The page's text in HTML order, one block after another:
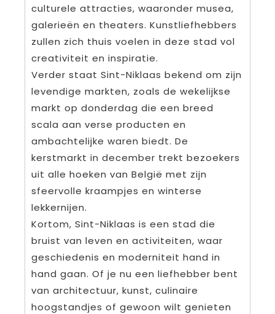
culturele attracties, waaronder musea,
galerieën en theaters. Kunstliefhebbers
zullen zich thuis voelen in deze stad vol
creativiteit en inspiratie.
Verder staat Sint-Niklaas bekend om zijn
levendige markten, zoals de wekelijkse
markt op donderdag die een breed
scala aan verse producten en
ambachtelijke waren biedt. De
kerstmarkt in december trekt bezoekers
uit alle hoeken van België met zijn
sfeervolle kraampjes en winterse
lekkernijen.
Kortom, Sint-Niklaas is een stad die
bruist van leven en activiteiten, waar
geschiedenis en moderniteit hand in
hand gaan. Of je nu een liefhebber bent
van architectuur, kunst, culinaire
hoogstandjes of gewoon wilt genieten